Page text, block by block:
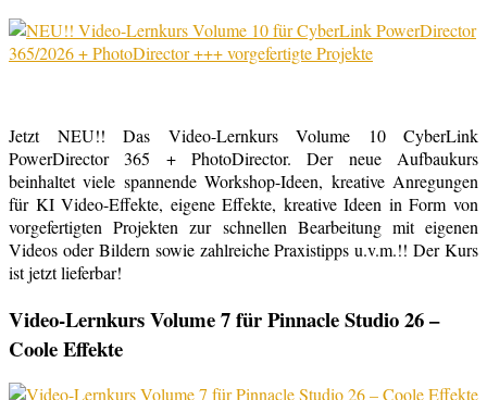
Jetzt NEU!! Das Video-Lernkurs Volume 10 CyberLink
PowerDirector 365 + PhotoDirector. Der neue Aufbaukurs
beinhaltet viele spannende Workshop-Ideen, kreative Anregungen
für KI Video-Effekte, eigene Effekte, kreative Ideen in Form von
vorgefertigten Projekten zur schnellen Bearbeitung mit eigenen
Videos oder Bildern sowie zahlreiche Praxistipps u.v.m.!! Der Kurs
ist jetzt lieferbar!
Video-Lernkurs Volume 7 für Pinnacle Studio 26 –
Coole Effekte